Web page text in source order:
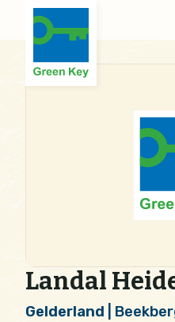
Landal
Gelderland |